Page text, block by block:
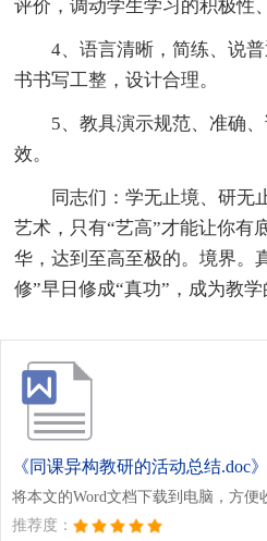
评价，调动学生学习的积极性
4、语言清晰，简练、说
书书写工整，设计合理。
5、教具演示规范、准确
效。
同志们：学无止境、研无
艺术，只有“艺高”才能让你有
华，达到至高至极的。境界。
修”早日修成“真功”，成为教学
《同课异构教研的活动总结.doc》
将本文的Word文档下载到电脑，方便
推荐度：